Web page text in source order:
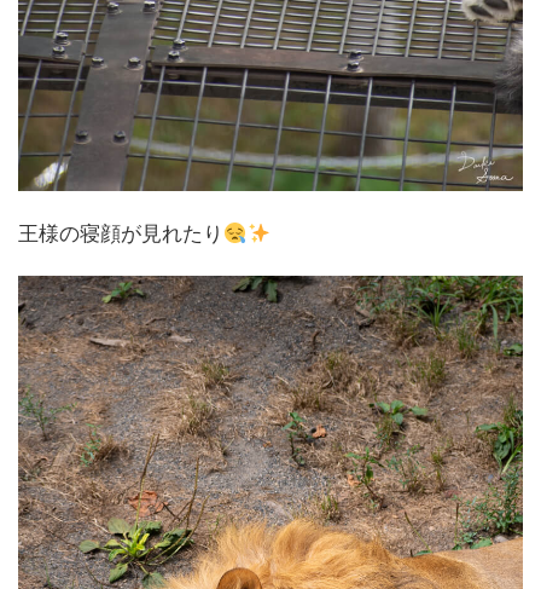
王様の寝顔が見れたり